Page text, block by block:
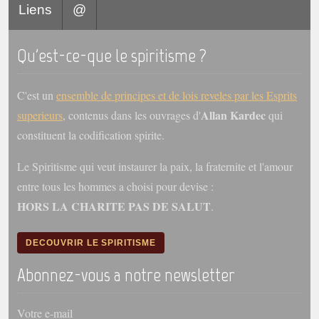
Galerie
Vidéoscope
Filmothèque
Les Illustrés
Vidéos courtes de Divaldo
Liens @
Qu'est-ce-que le spiritisme ?
C'est un ensemble de principes et de lois reveles par les Esprits
superieurs, contenus dans les ouvrages d'Allan Kardecqui
constituent la codification spirite.
Le Spiritisme qui veut instaurer la paix, la fraternite et l'amour
entre tous les hommes a choisi pour devise :
HORS LA CHARITE PAS DE SALUT.
DECOUVRIR LE SPIRITISME
Abonnez-vous a notre newsletter
Votre e-mail